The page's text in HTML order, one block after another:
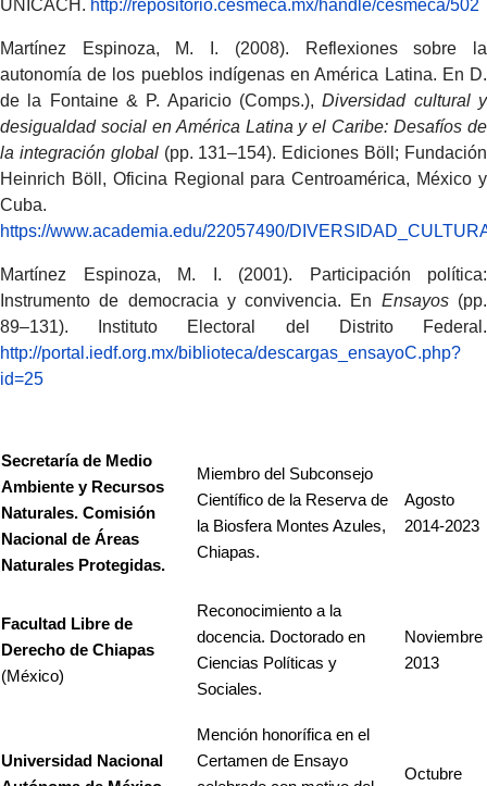
UNICACH. http://repositorio.cesmeca.mx/handle/cesmeca/502
Martínez Espinoza, M. I. (2008). Reflexiones sobre la
autonomía de los pueblos indígenas en América Latina. En D.
de la Fontaine & P. Aparicio (Comps.),Diversidad cultural y
desigualdad social en América Latina y el Caribe: Desafíos de
la integración global(pp. 131–154). Ediciones Böll; Fundación
Heinrich Böll, Oficina Regional para Centroamérica, México y
Cuba.
https://www.academia.edu/22057490/
Martínez Espinoza, M. I. (2001). Participación política:
Instrumento de democracia y convivencia. En Ensayos(pp.
89–131). Instituto Electoral del Distrito Federal.
http://portal.iedf.org.mx/biblioteca/descargas_ensayoC.php?
id=25
Secretaría de Medio
Ambiente y Recursos
Naturales. Comisión
Nacional de Áreas
Naturales Protegidas.
Miembro del Subconsejo
Científico de la Reserva de
la Biosfera Montes Azules,
Chiapas.
Agosto
2014-2023
Facultad Libre de
Derecho de Chiapas
(México)
Reconocimiento a la
docencia. Doctorado en
Ciencias Políticas y
Sociales.
Noviembre
2013
Universidad Nacional
Mención honorífica en el
Certamen de Ensayo
Octubre